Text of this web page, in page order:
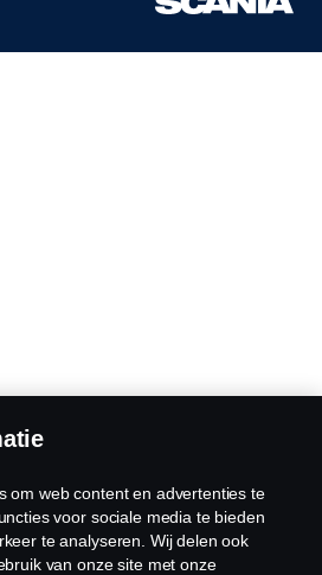
om web content en advertenties te
voor sociale media te bieden
te analyseren. Wij delen ook
van onze site met onze